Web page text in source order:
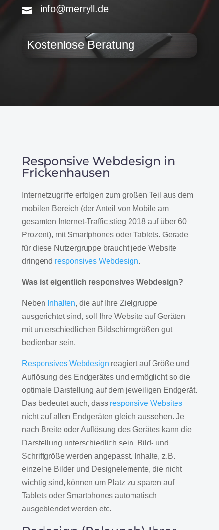
info@merryll.de
Kostenlose Beratung
Responsive Webdesign in
Frickenhausen
Internetzugriffe erfolgen zum großen Teil aus dem
mobilen Bereich (der Anteil von Mobile am
gesamten Internet-Traffic stieg 2018 auf über 60
Prozent), mit Smartphones oder Tablets. Gerade
für diese Nutzergruppe braucht jede Website
dringend responsives Webdesign.
Was ist eigentlich responsives Webdesign?
Neben Inhalten, die auf Ihre Zielgruppe
ausgerichtet sind, soll Ihre Website auf Geräten
mit unterschiedlichen Bildschirmgrößen gut
bedienbar sein.
Responsives Webdesign reagiert auf Größe und
Auflösung des Endgerätes und ermöglicht so die
optimale Darstellung auf dem jeweiligen Endgerät.
Das bedeutet auch, dass responsive Websites
nicht auf allen Endgeräten gleich aussehen. Je
nach Breite oder Auflösung des Gerätes kann die
Darstellung unterschiedlich sein. Bild- und
Schriftgröße werden angepasst. Inhalte, z.B.
einzelne Bilder und Designelemente, die nicht
wichtig sind, können um Platz zu sparen auf
Tablets oder Smartphones automatisch
ausgeblendet werden etc.